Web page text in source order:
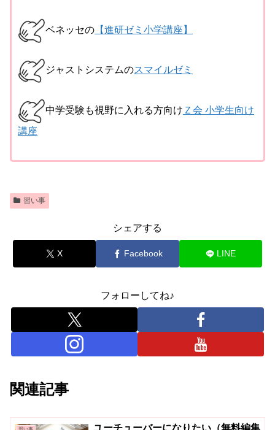
ベネッセの 【進研ゼミ小学講座】
ジャストシステムのスマイルゼミ
中学受験も視野に入れる方向け Ｚ会 小学生向け
講座
習い事
シェアする
X Facebook LINE
フォローしてね♪
関連記事
ユーチューバーになりたい（無料編集